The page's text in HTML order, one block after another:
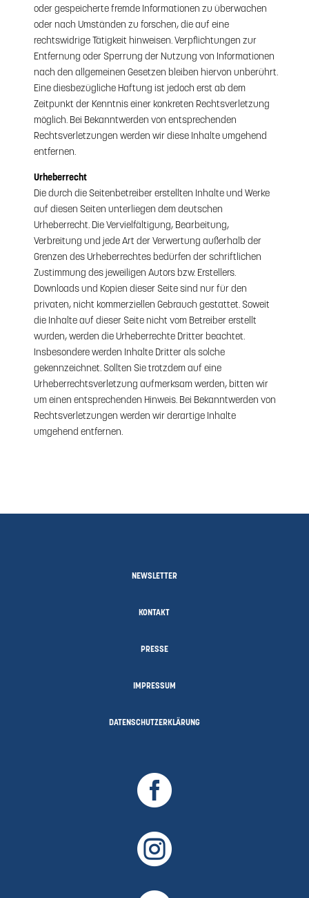
oder gespeicherte fremde Informationen zu überwachen
oder nach Umständen zu forschen, die auf eine
rechtswidrige Tätigkeit hinweisen. Verpflichtungen zur
Entfernung oder Sperrung der Nutzung von Informationen
nach den allgemeinen Gesetzen bleiben hiervon unberührt.
Eine diesbezügliche Haftung ist jedoch erst ab dem
Zeitpunkt der Kenntnis einer konkreten Rechtsverletzung
möglich. Bei Bekanntwerden von entsprechenden
Rechtsverletzungen werden wir diese Inhalte umgehend
entfernen.
Urheberrecht
Die durch die Seitenbetreiber erstellten Inhalte und Werke
auf diesen Seiten unterliegen dem deutschen
Urheberrecht. Die Vervielfältigung, Bearbeitung,
Verbreitung und jede Art der Verwertung außerhalb der
Grenzen des Urheberrechtes bedürfen der schriftlichen
Zustimmung des jeweiligen Autors bzw. Erstellers.
Downloads und Kopien dieser Seite sind nur für den
privaten, nicht kommerziellen Gebrauch gestattet. Soweit
die Inhalte auf dieser Seite nicht vom Betreiber erstellt
wurden, werden die Urheberrechte Dritter beachtet.
Insbesondere werden Inhalte Dritter als solche
gekennzeichnet. Sollten Sie trotzdem auf eine
Urheberrechtsverletzung aufmerksam werden, bitten wir
um einen entsprechenden Hinweis. Bei Bekanntwerden von
Rechtsverletzungen werden wir derartige Inhalte
umgehend entfernen.
NEWSLETTER
KONTAKT
PRESSE
IMPRESSUM
DATENSCHUTZERKLÄRUNG

